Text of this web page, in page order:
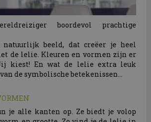
boordevol prachtige
natuurlijk beeld, dat creëer je heel
de lelie. Kleuren en vormen zijn er
kiest! En wat de lelie extra leuk
de symbolische betekenissen...
je alle kanten op. Ze biedt je volop